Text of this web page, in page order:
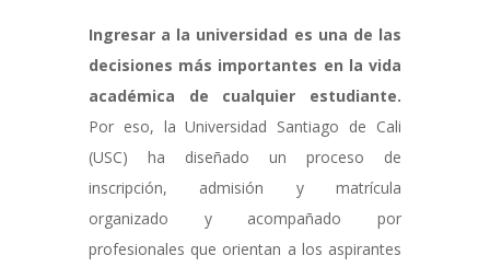
Ingresar a la universidad es una de las
decisiones más importantes en la vida
académica de cualquier estudiante.
Por eso, la Universidad Santiago de Cali
(USC) ha diseñado un proceso de
inscripción, admisión y matrícula
organizado y acompañado por
profesionales que orientan a los aspirantes